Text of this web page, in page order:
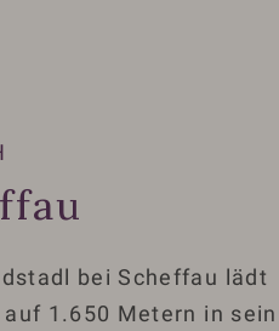
bei Scheffau lädt
1.650 Metern in sein